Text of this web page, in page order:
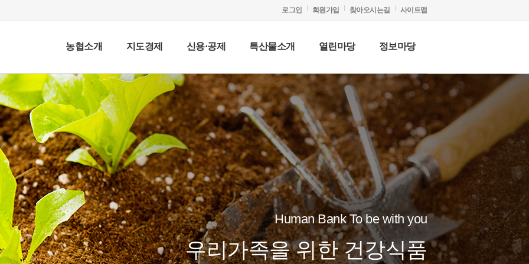
로그인 회원가입 찾아오시는길 사이트맵
농협소개 지도경제 신용·공제 특산물소개 열린마당 정보마당
Human Bank To be with you
우리가족을 위한 건강식품